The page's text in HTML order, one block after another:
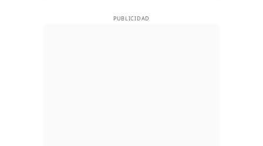
PUBLICIDAD